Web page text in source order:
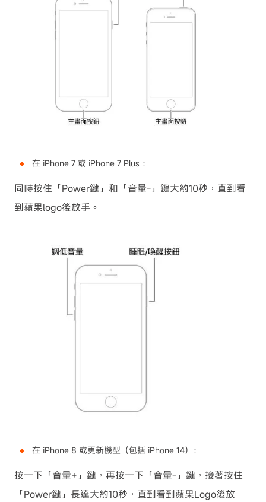
在 iPhone 7 或 iPhone 7 Plus ：
同時按住「Power鍵」和「音量-」鍵大約10秒，直到看
到蘋果logo後放手。
在 iPhone 8 或更新機型（包括 iPhone 14）：
按一下「音量+」鍵，再按一下「音量-」鍵，接著按住
「Power鍵」長達大約10秒，直到看到蘋果Logo後放